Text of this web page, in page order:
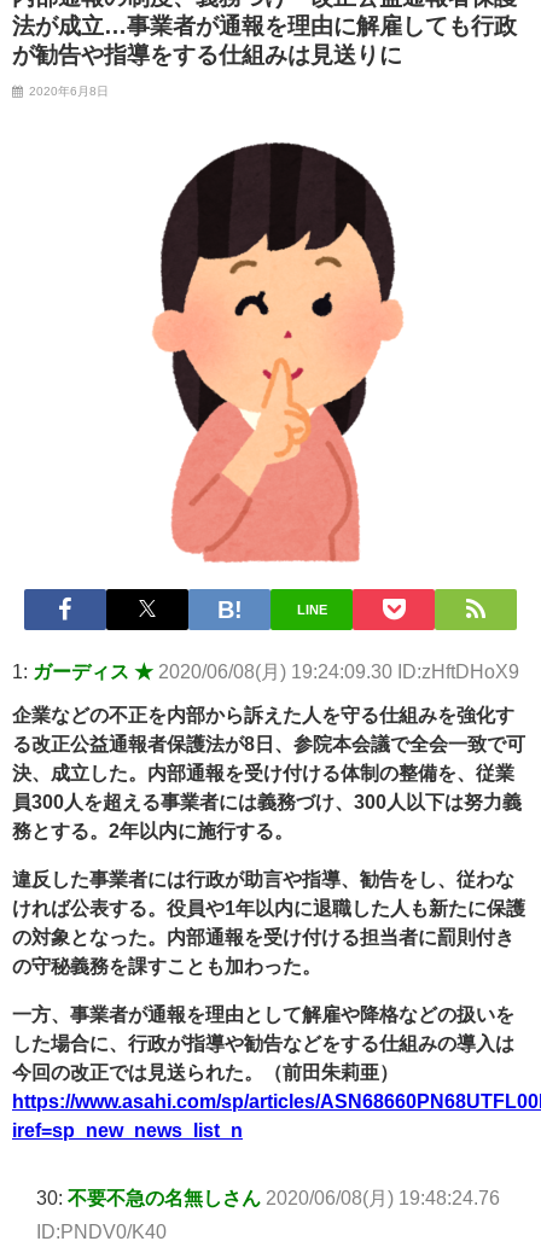
クーラーボックス積んで出発→途中で買い足し…50代公務員の“ド
ズｗｗｗｗｗｗｗｗｗｗ 他 / 2chnaviヘッドライン
【画像】人気Vチューバーさん、とんでもない姿を披露ｗｗｗｗｗ
ｗｗｗｗｗ 他 / 2chnaviヘッドライン
【悲報】2050年の日本、独身ボッチ祭りが現実になるとかｗｗｗ
ｗ 他 / 2chnaviヘッドライン
Powered by livedoor 相互RSS
法が成立…事業者が通報を理由に解雇しても行政
が勧告や指導をする仕組みは見送りに
2020年6月8日
LINE
1: ガーディス ★ 2020/06/08(月) 19:24:09.30 ID:zHftDHoX9
企業などの不正を内部から訴えた人を守る仕組みを強化す
る改正公益通報者保護法が8日、参院本会議で全会一致で可
決、成立した。内部通報を受け付ける体制の整備を、従業
員300人を超える事業者には義務づけ、300人以下は努力義
務とする。2年以内に施行する。
違反した事業者には行政が助言や指導、勧告をし、従わな
ければ公表する。役員や1年以内に退職した人も新たに保護
の対象となった。内部通報を受け付ける担当者に罰則付き
の守秘義務を課すことも加わった。
一方、事業者が通報を理由として解雇や降格などの扱いを
した場合に、行政が指導や勧告などをする仕組みの導入は
今回の改正では見送られた。（前田朱莉亜）
https://www.asahi.com/sp/articles/
iref=sp_new_news_list_n
30: 不要不急の名無しさん 2020/06/08(月) 19:48:24.76
ID:PNDV0/K40